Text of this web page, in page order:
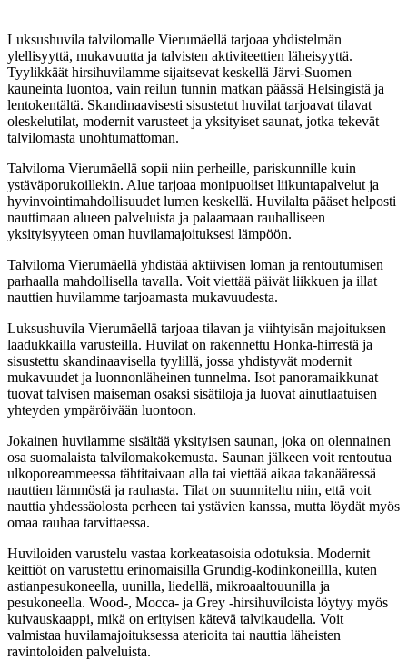
Luksushuvila talvilomalle Vierumäellä tarjoaa yhdistelmän
ylellisyyttä, mukavuutta ja talvisten aktiviteettien läheisyyttä.
Tyylikkäät hirsihuvilamme sijaitsevat keskellä Järvi-Suomen
kauneinta luontoa, vain reilun tunnin matkan päässä Helsingistä ja
lentokentältä. Skandinaavisesti sisustetut huvilat tarjoavat tilavat
oleskelutilat, modernit varusteet ja yksityiset saunat, jotka tekevät
talvilomasta unohtumattoman.
Talviloma Vierumäellä sopii niin perheille, pariskunnille kuin
ystäväporukoillekin. Alue tarjoaa monipuoliset liikuntapalvelut ja
hyvinvointimahdollisuudet lumen keskellä. Huvilalta pääset helposti
nauttimaan alueen palveluista ja palaamaan rauhalliseen
yksityisyyteen oman huvilamajoituksesi lämpöön.
Talviloma Vierumäellä yhdistää aktiivisen loman ja rentoutumisen
parhaalla mahdollisella tavalla. Voit viettää päivät liikkuen ja illat
nauttien huvilamme tarjoamasta mukavuudesta.
Luksushuvila Vierumäellä tarjoaa tilavan ja viihtyisän majoituksen
laadukkailla varusteilla. Huvilat on rakennettu Honka-hirrestä ja
sisustettu skandinaavisella tyylillä, jossa yhdistyvät modernit
mukavuudet ja luonnonläheinen tunnelma. Isot panoramaikkunat
tuovat talvisen maiseman osaksi sisätiloja ja luovat ainutlaatuisen
yhteyden ympäröivään luontoon.
Jokainen huvilamme sisältää yksityisen saunan, joka on olennainen
osa suomalaista talvilomakokemusta. Saunan jälkeen voit rentoutua
ulkoporeammeessa tähtitaivaan alla tai viettää aikaa takanääressä
nauttien lämmöstä ja rauhasta. Tilat on suunniteltu niin, että voit
nauttia yhdessäolosta perheen tai ystävien kanssa, mutta löydät myös
omaa rauhaa tarvittaessa.
Huviloiden varustelu vastaa korkeatasoisia odotuksia. Modernit
keittiöt on varustettu erinomaisilla Grundig-kodinkoneillla, kuten
astianpesukoneella, uunilla, liedellä, mikroaaltouunilla ja
pesukoneella. Wood-, Mocca- ja Grey -hirsihuviloista löytyy myös
kuivauskaappi, mikä on erityisen kätevä talvikaudella. Voit
valmistaa huvilamajoituksessa aterioita tai nauttia läheisten
ravintoloiden palveluista.